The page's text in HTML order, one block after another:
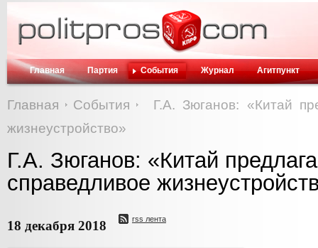
Главная Партия События Журнал Агитпункт
Главная События
Г.А. Зюганов: «Китай
жизнеустройство»
Г.А. Зюганов: «Китай
справедливое
18 декабря 2018 rss лента